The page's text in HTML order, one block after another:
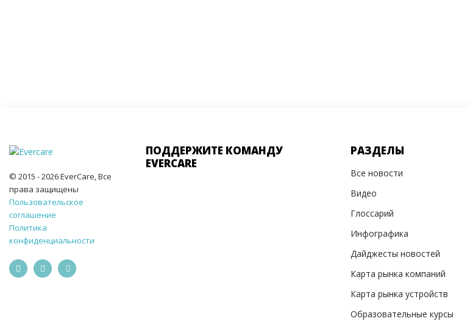
© 2015 - 2026 EverCare, Все
права защищены
Пользовательское
соглашение
Политика
конфиденциальности
ПОДДЕРЖИТЕ КОМАНДУ
EVERCARE
РАЗДЕЛЫ
Все новости
Видео
Глоссарий
Инфографика
Дайджесты новостей
Карта рынка компаний
Карта рынка устройств
Образовательные курсы